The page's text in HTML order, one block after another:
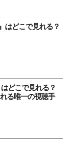
はどこで見れる？
はどこで見れる？
る唯一の視聴手